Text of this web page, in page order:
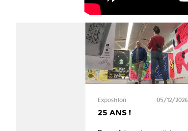
Exposition 05/12/2026
25 ANS !